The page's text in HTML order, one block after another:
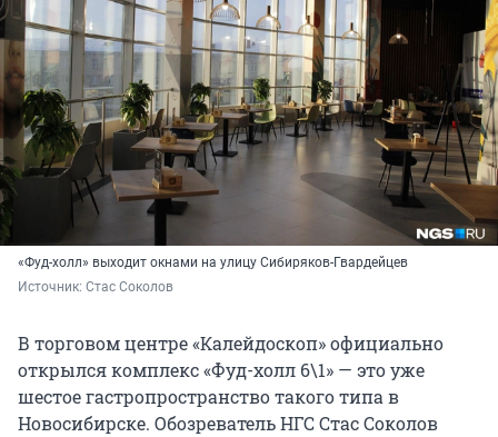
«Фуд-холл» выходит окнами на улицу Сибиряков-Гвардейцев
Источник: Стас Соколов
В торговом центре «Калейдоскоп» официально
открылся комплекс «Фуд-холл 6\1» — это уже
шестое гастропространство такого типа в
Новосибирске. Обозреватель НГС Стас Соколов